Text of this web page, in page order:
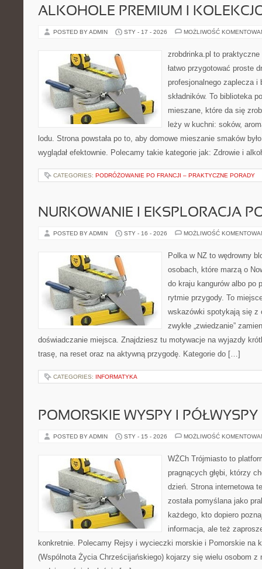
ALKOHOLE PREMIUM I
POSTED BY ADMIN STY - 17 - 2026 MOŻLIWOŚĆ
zrobdrinka.pl to
łatwo przygotować proste
profesjonalnego zaplecza i
składników. To biblioteka
mieszane, które da się
leży w kuchni: soków,
lodu. Strona powstała po to, aby domowe mieszanie smaków
wyglądał efektownie. Polecamy takie kategorie jak: Zdrowie i
CATEGORIES: PODRÓŻOWANIE PO FRANCJI – PRAKTYCZNE PORADY
NURKOWANIE I EKSPLORACJA
POSTED BY ADMIN STY - 16 - 2026 MOŻLIWOŚĆ
Polka w NZ to wędrowny
osobach, które marzą o
do kraju kangurów albo po
rytmie przygody. To
wskazówki spotykają się z
zwykłe „zwiedzanie”
doświadczanie miejsca. Znajdziesz tu motywacje na wyjazdy
trasę, na reset oraz na aktywną przygodę. Kategorie do […]
CATEGORIES: INFORMATYKA
POMORSKIE WYSPY I PÓŁWYSPY
POSTED BY ADMIN STY - 15 - 2026 MOŻLIWOŚĆ
WŻCh Trójmiasto to
pragnących głębi, którzy
dzień. Strona internetowa
została pomyślana jako
każdego, kto dopiero
informacja, ale też
konkretnie. Polecamy Rejsy i wycieczki morskie i Pomorskie na
(Wspólnota Życia Chrześcijańskiego) kojarzy się wielu osobom z